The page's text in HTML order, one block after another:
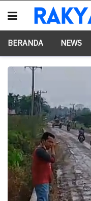
BERANDA NEWS